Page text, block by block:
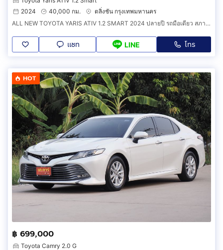
2024
40,000 กม.
ตลิ่งชัน กรุงเทพมหานคร
ALL NEW TOYOTA YARIS ATIV 1.2 SMART 2024 ปลายปี รถมือเดียว สภาพสวยกริ๊ป
แชท LINE โทร
HOT
฿ 699,000
Toyota Camry 2.0 G